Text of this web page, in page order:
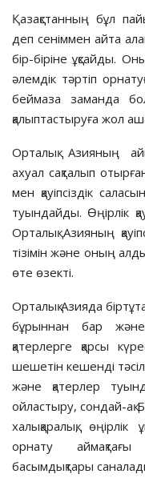
Қазақстанның бұл
деп сенім­мен айта
бір-біріне ұқсайды.
әлем­дік тәртіп
беймаза заманда
қалыптастыруға жол
Орталық Азияның
ахуал сақталып
мен қауіпсіздік
туын­дайды. Өңірлік
Орталық Азия­ның
тізімін және оның
өте өзекті.
Орталық Азияда
бұ­рын­нан бар
қатерлерге қарсы
шешетін кешенді
және қатерлер
ойластыру, сондай-ақ
халықаралық,
орнату
басымдықтары